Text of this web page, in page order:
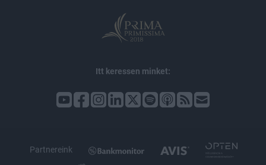
Itt keressen minket:
Partnereink